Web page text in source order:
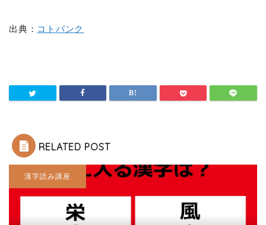
出典： コトバンク
RELATED POST
漢字読み講座